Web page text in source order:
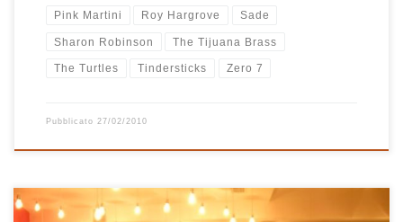
Pink Martini Roy Hargrove Sade
Sharon Robinson The Tijuana Brass
The Turtles Tindersticks Zero 7
Pubblicato 27/02/2010